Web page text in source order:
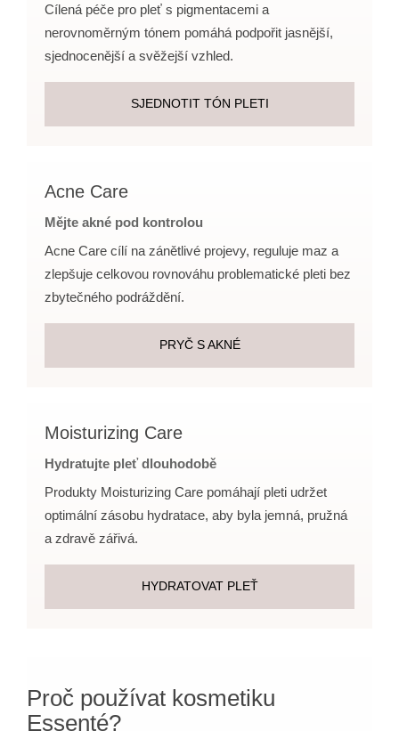
Cílená péče pro pleť s pigmentacemi a
nerovnoměrným tónem pomáhá podpořit jasnější,
sjednocenější a svěžejší vzhled.
SJEDNOTIT TÓN PLETI
Acne Care
Mějte akné pod kontrolou
Acne Care cílí na zánětlivé projevy, reguluje maz a
zlepšuje celkovou rovnováhu problematické pleti bez
zbytečného podráždění.
PRYČ S AKNÉ
Moisturizing Care
Hydratujte pleť dlouhodobě
Produkty Moisturizing Care pomáhají pleti udržet
optimální zásobu hydratace, aby byla jemná, pružná
a zdravě zářivá.
HYDRATOVAT PLEŤ
Proč používat kosmetiku
Essenté?